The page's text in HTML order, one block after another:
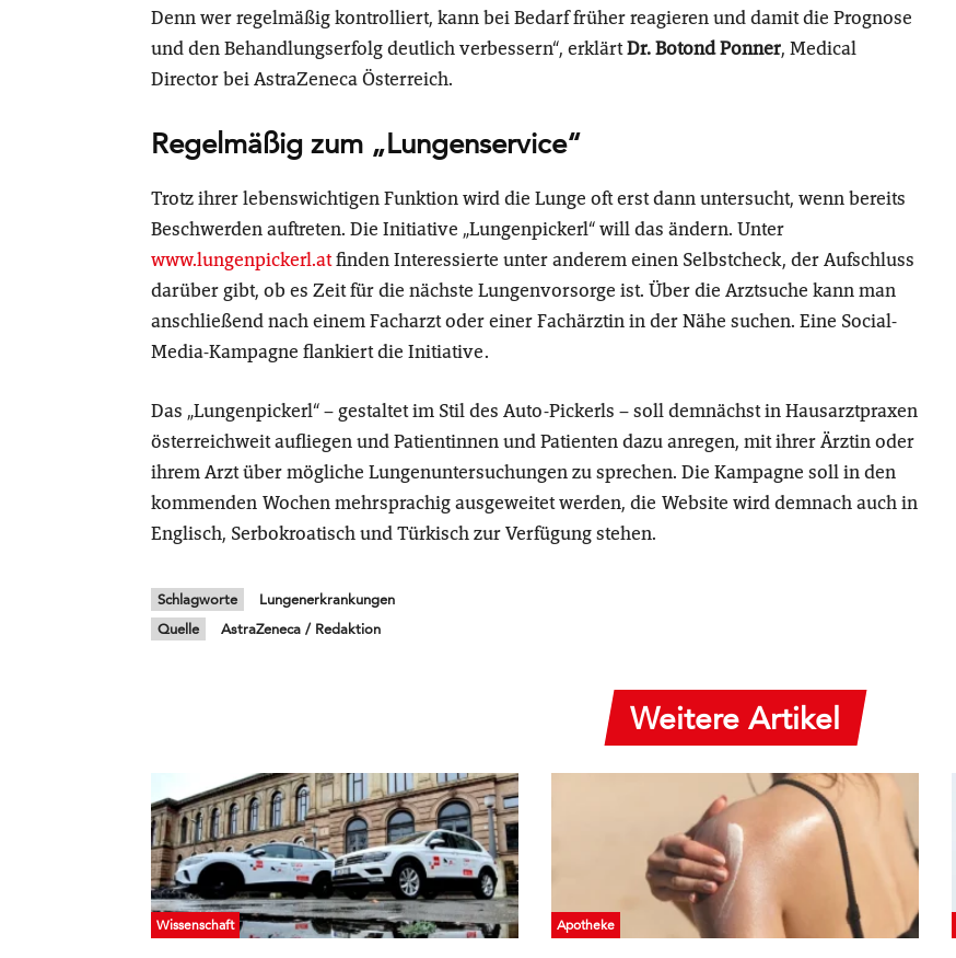
Denn wer regelmäßig kontrolliert, kann bei Bedarf früher reagieren und damit die Prognose
und den Behandlungserfolg deutlich verbessern“, erklärtDr. Botond Ponner, Medical
Director bei AstraZeneca Österreich.
Regelmäßig zum „Lungenservice“
Trotz ihrer lebenswichtigen Funktion wird die Lunge oft erst dann untersucht, wenn bereits
Beschwerden auftreten. Die Initiative „Lungenpickerl“ will das ändern. Unter
www.lungenpickerl.atfinden Interessierte unter anderem einen Selbstcheck, der Aufschluss
darüber gibt, ob es Zeit für die nächste Lungenvorsorge ist. Über die Arztsuche kann man
anschließend nach einem Facharzt oder einer Fachärztin in der Nähe suchen. Eine Social-
Media-Kampagne flankiert die Initiative.
Das „Lungenpickerl“ – gestaltet im Stil des Auto-Pickerls – soll demnächst in Hausarztpraxen
österreichweit aufliegen und Patientinnen und Patienten dazu anregen, mit ihrer Ärztin oder
ihrem Arzt über mögliche Lungenuntersuchungen zu sprechen. Die Kampagne soll in den
kommenden Wochen mehrsprachig ausgeweitet werden, die Website wird demnach auch in
Englisch, Serbokroatisch und Türkisch zur Verfügung stehen.
Schlagworte
Lungenerkrankungen
Quelle
AstraZeneca / Redaktion
Weitere Artikel
Wissenschaft Apotheke